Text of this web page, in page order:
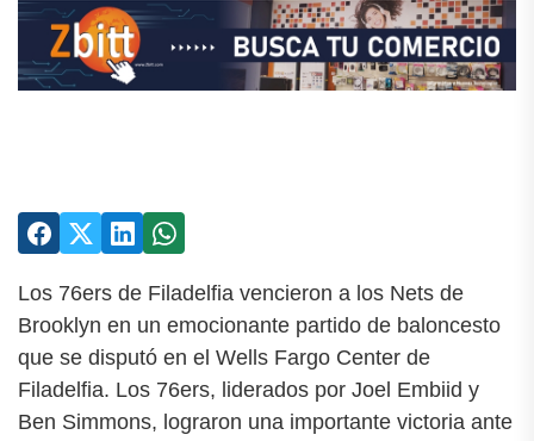
Los 76ers de Filadelfia vencieron a los Nets de
Brooklyn en un emocionante partido de baloncesto
que se disputó en el Wells Fargo Center de
Filadelfia. Los 76ers, liderados por Joel Embiid y
Ben Simmons, lograron una importante victoria ante